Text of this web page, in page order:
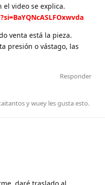
video se explica.
venta está la pieza.
presión o vástago, las
Responder
ywuey les gusta esto.
daré traslado al